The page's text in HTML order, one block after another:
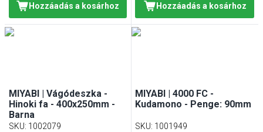
Hozzáadás a kosárhoz Hozzáadás a kosárhoz
MIYABI | Vágódeszka -
Hinoki fa - 400x250mm -
Barna
SKU: 1002079
MIYABI | 4000 FC -
Kudamono - Penge: 90mm
SKU: 1001949